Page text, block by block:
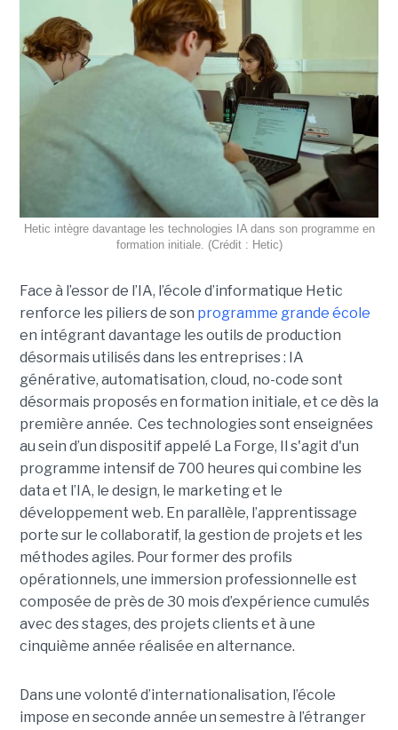
Hetic intègre davantage les technologies IA dans son programme en
formation initiale. (Crédit : Hetic)
Face à l’essor de l’IA, l’école d’informatique Hetic
renforce les piliers de son programme grande école
en intégrant davantage les outils de production
désormais utilisés dans les entreprises : IA
générative, automatisation, cloud, no-code sont
désormais proposés en formation initiale, et ce dès la
première année. Ces technologies sont enseignées
au sein d’un dispositif appelé La Forge, Il s'agit d'un
programme intensif de 700 heures qui combine les
data et l’IA, le design, le marketing et le
développement web. En parallèle, l’apprentissage
porte sur le collaboratif, la gestion de projets et les
méthodes agiles. Pour former des profils
opérationnels, une immersion professionnelle est
composée de près de 30 mois d’expérience cumulés
avec des stages, des projets clients et à une
cinquième année réalisée en alternance.
Dans une volonté d’internationalisation, l’école
impose en seconde année un semestre à l’étranger